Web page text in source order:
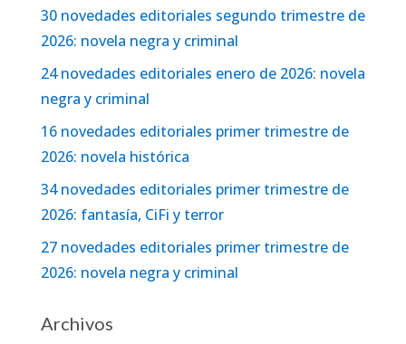
30 novedades editoriales segundo trimestre de
2026: novela negra y criminal
24 novedades editoriales enero de 2026: novela
negra y criminal
16 novedades editoriales primer trimestre de
2026: novela histórica
34 novedades editoriales primer trimestre de
2026: fantasía, CiFi y terror
27 novedades editoriales primer trimestre de
2026: novela negra y criminal
Archivos